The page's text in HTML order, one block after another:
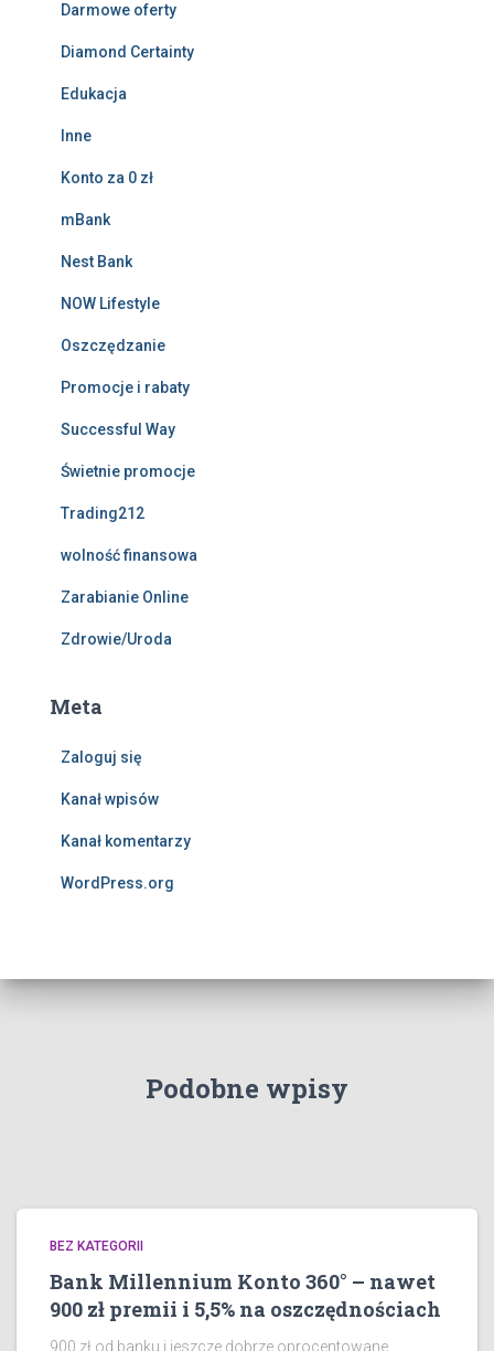
Darmowe oferty
Diamond Certainty
Edukacja
Inne
Konto za 0 zł
mBank
Nest Bank
NOW Lifestyle
Oszczędzanie
Promocje i rabaty
Successful Way
Świetnie promocje
Trading212
wolność finansowa
Zarabianie Online
Zdrowie/Uroda
Meta
Zaloguj się
Kanał wpisów
Kanał komentarzy
WordPress.org
Podobne wpisy
BEZ KATEGORII
Bank Millennium Konto 360° – nawet
900 zł premii i 5,5% na oszczędnościach
900 zł od banku i jeszcze dobrze oprocentowane